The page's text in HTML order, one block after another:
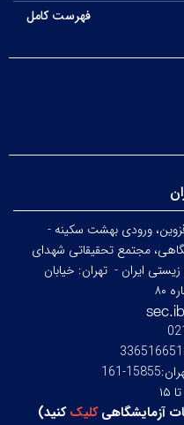
فهرست کامل
راه کرج- قزوین، ورودی بهشت سکینه -
مجتمع تحقیقاتی شهدای
ایران - تهران: خیابان
آزمایشگاهیکلیککنید)